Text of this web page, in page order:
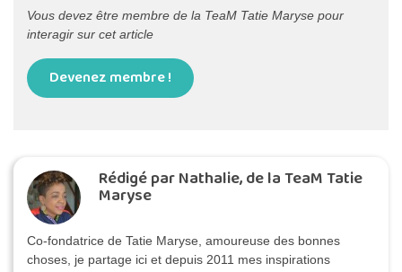
Vous devez être membre de la TeaM Tatie Maryse pour
interagir sur cet article
Devenez membre !
Rédigé par Nathalie, de la TeaM Tatie
Maryse
Co-fondatrice de Tatie Maryse, amoureuse des bonnes
choses, je partage ici et depuis 2011 mes inspirations